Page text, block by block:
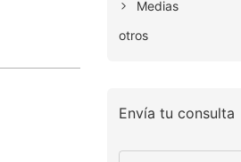
Medias
otros
Envía tu consulta